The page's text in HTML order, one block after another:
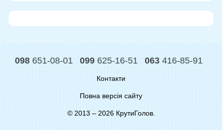
098 651-08-01 099 625-16-51 063 416-85-91
Контакти
Повна версія сайту
© 2013 – 2026 КрутиГолов.